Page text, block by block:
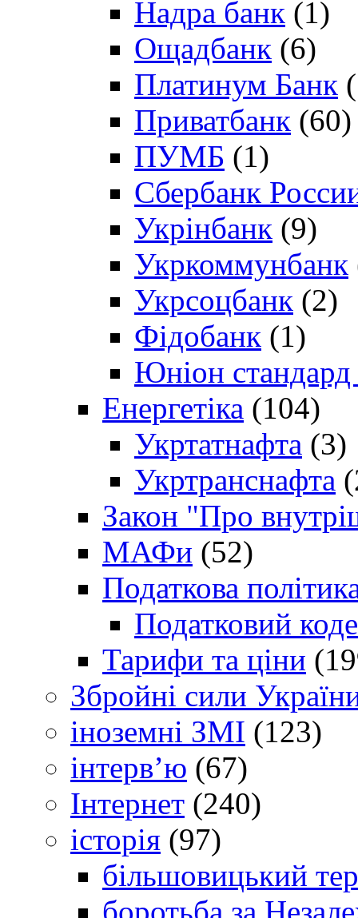
Надра банк (1)
Ощадбанк (6)
Платинум Банк
Приватбанк (60)
ПУМБ (1)
Сбербанк
Укрінбанк (9)
Укркоммунбанк
Укрсоцбанк (2)
Фідобанк (1)
Юніон стандард
Енергетіка (104)
Укртатнафта (3)
Укртранснафта
Закон "Про
МАФи (52)
Податкова
Податковий
Тарифи та ціни
Збройні сили
іноземні ЗМІ (123)
інтерв’ю (67)
Інтернет (240)
історія (97)
більшовицький
боротьба за